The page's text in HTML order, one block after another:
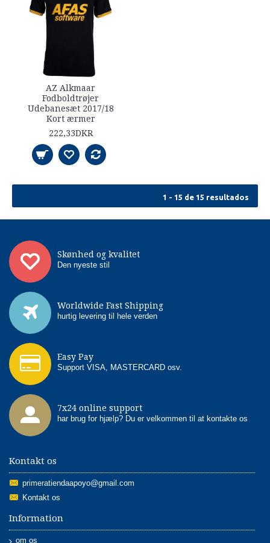
AZ Alkmaar
Fodboldtrøjer
Udebanesæt 2017/18
Kort ærmer
222,33DKR
1 - 15 de 15 resultados
Skønhed og kvalitet
Den nyeste stil
Worldwide Fast Shipping
hurtig levering til hele verden
Easy Pay
Support VISA, MASTERCARD osv.
7x24 online support
har brug for hjælp? Du er velkommen til at kontakte os
Kontakt os
primeratiendaapoyo@gmail.com
Kontakt os
Information
om os